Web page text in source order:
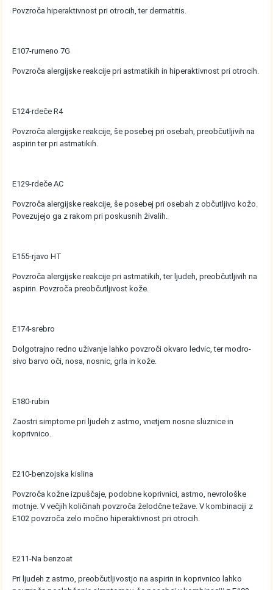
Povzroča hiperaktivnost pri otrocih, ter dermatitis.
E107-rumeno 7G
Povzroča alergijske reakcije pri astmatikih in hiperaktivnost pri otrocih.
E124-rdeče R4
Povzroča alergijske reakcije, še posebej pri osebah, preobčutljivih na
aspirin ter pri astmatikih.
E129-rdeče AC
Povzroča alergijske reakcije, še posebej pri osebah z občutljivo kožo.
Povezujejo ga z rakom pri poskusnih živalih.
E155-rjavo HT
Povzroča alergijske reakcije pri astmatikih, ter ljudeh, preobčutljivih na
aspirin. Povzroča preobčutljivost kože.
E174-srebro
Dolgotrajno redno uživanje lahko povzroči okvaro ledvic, ter modro-
sivo barvo oči, nosa, nosnic, grla in kože.
E180-rubin
Zaostri simptome pri ljudeh z astmo, vnetjem nosne sluznice in
koprivnico.
E210-benzojska kislina
Povzroča kožne izpuščaje, podobne koprivnici, astmo, nevrološke
motnje. V večjih količinah povzroča želodčne težave. V kombinaciji z
E102 povzroča zelo močno hiperaktivnost pri otrocih.
E211-Na benzoat
Pri ljudeh z astmo, preobčutljivostjo na aspirin in koprivnico lahko